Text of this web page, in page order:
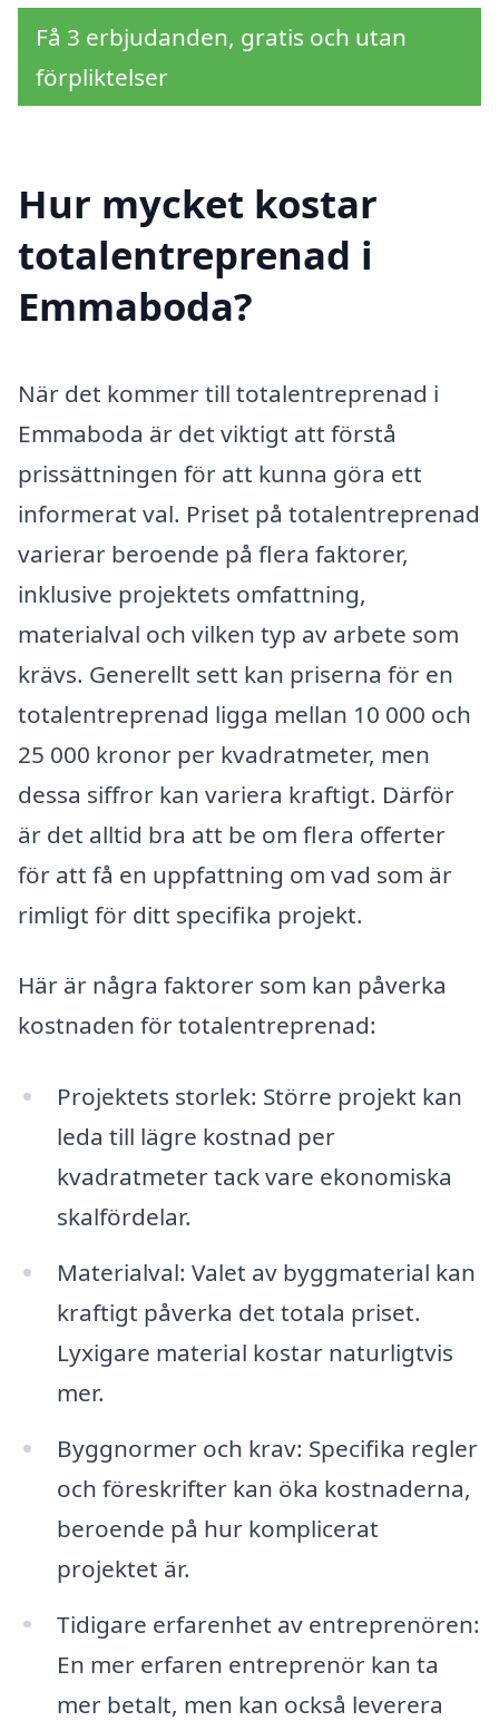
Få 3 erbjudanden, gratis och utan
förpliktelser
Hur mycket kostar
totalentreprenad i
Emmaboda?
När det kommer till totalentreprenad i
Emmaboda är det viktigt att förstå
prissättningen för att kunna göra ett
informerat val. Priset på totalentreprenad
varierar beroende på flera faktorer,
inklusive projektets omfattning,
materialval och vilken typ av arbete som
krävs. Generellt sett kan priserna för en
totalentreprenad ligga mellan 10 000 och
25 000 kronor per kvadratmeter, men
dessa siffror kan variera kraftigt. Därför
är det alltid bra att be om flera offerter
för att få en uppfattning om vad som är
rimligt för ditt specifika projekt.
Här är några faktorer som kan påverka
kostnaden för totalentreprenad:
Projektets storlek: Större projekt kan
leda till lägre kostnad per
kvadratmeter tack vare ekonomiska
skalfördelar.
Materialval: Valet av byggmaterial kan
kraftigt påverka det totala priset.
Lyxigare material kostar naturligtvis
mer.
Byggnormer och krav: Specifika regler
och föreskrifter kan öka kostnaderna,
beroende på hur komplicerat
projektet är.
Tidigare erfarenhet av entreprenören:
En mer erfaren entreprenör kan ta
mer betalt, men kan också leverera